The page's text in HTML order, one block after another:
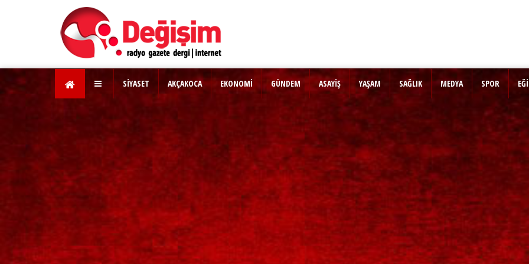
SİYASET AKÇAKOCA EKONOMİ GÜNDEM ASAYİŞ YAŞAM SAĞLIK MEDYA SPOR